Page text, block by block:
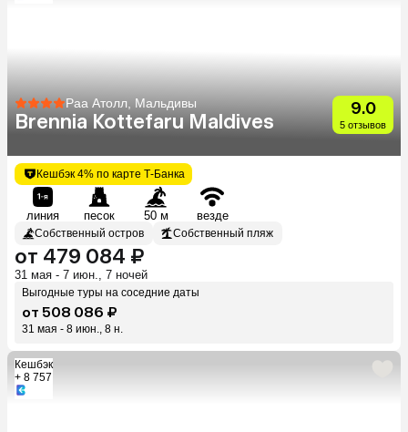
Раа Атолл, Мальдивы
Brennia Kottefaru Maldives
9.0
5 отзывов
Кешбэк 4% по карте Т-Банка
линия песок 50 м везде
Собственный остров Собственный пляж
от 479 084 ₽
31 мая - 7 июн., 7 ночей
Выгодные туры на соседние даты
от 508 086 ₽
31 мая - 8 июн., 8 н.
Кешбэк
+ 8 757